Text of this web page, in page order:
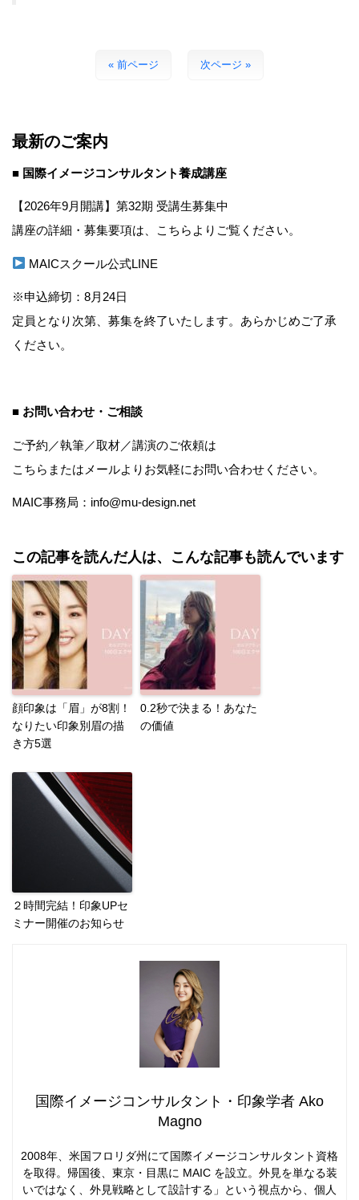
« 前ページ 次ページ »
最新のご案内
■ 国際イメージコンサルタント養成講座
【2026年9月開講】第32期 受講生募集中
講座の詳細・募集要項は、こちらよりご覧ください。
MAICスクール公式LINE
※申込締切：8月24日
定員となり次第、募集を終了いたします。あらかじめご了承
ください。
■ お問い合わせ・ご相談
ご予約／執筆／取材／講演のご依頼は
こちら またはメールよりお気軽にお問い合わせください。
MAIC事務局：info@mu-design.net
この記事を読んだ人は、こんな記事も読んでいます
顔印象は「眉」が8割！
なりたい印象別眉の描
き方5選
0.2秒で決まる！あなた
の価値
２時間完結！印象UPセ
ミナー開催のお知らせ
国際イメージコンサルタント・印象学者 Ako
Magno
2008年、米国フロリダ州にて国際イメージコンサルタント資格
を取得。帰国後、東京・目黒に MAIC を設立。外見を単なる装
いではなく、外見戦略として設計する」という視点から、個人